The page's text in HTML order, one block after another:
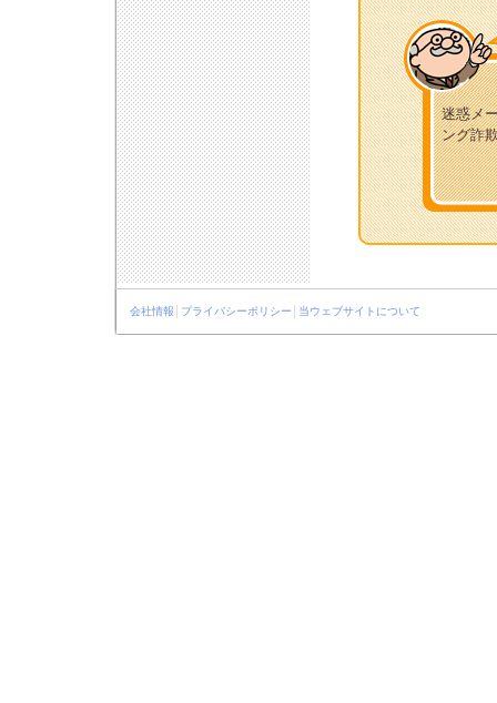
迷惑メ
ング詐
会社情報 プライバシーポリシー 当ウェブサイトについて